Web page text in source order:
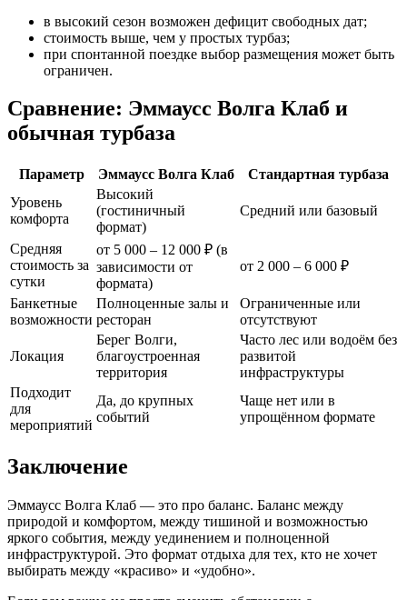
в высокий сезон возможен дефицит свободных дат;
стоимость выше, чем у простых турбаз;
при спонтанной поездке выбор размещения может быть
ограничен.
Сравнение: Эммаусс Волга Клаб и
обычная турбаза
Параметр Эммаусс Волга Клаб
Стандартная турбаза
Уровень
комфорта
Высокий
(гостиничный
формат)
Средний или базовый
Средняя
стоимость за
сутки
от 5 000 – 12 000 ₽ (в
зависимости от
формата)
от 2 000 – 6 000 ₽
Банкетные
возможности
Полноценные залы и
ресторан
Ограниченные или
отсутствуют
Локация
Берег Волги,
благоустроенная
территория
Часто лес или водоём без
развитой
инфраструктуры
Подходит
для
мероприятий
Да, до крупных
событий
Чаще нет или в
упрощённом формате
Заключение
Эммаусс Волга Клаб — это про баланс. Баланс между
природой и комфортом, между тишиной и возможностью
яркого события, между уединением и полноценной
инфраструктурой. Это формат отдыха для тех, кто не хочет
выбирать между «красиво» и «удобно».